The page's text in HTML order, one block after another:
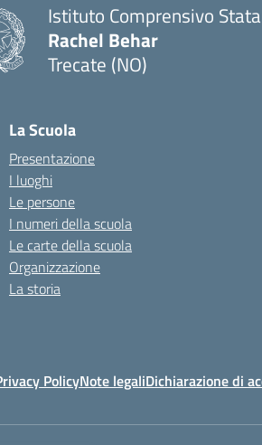
Istituto Comprensivo
Rachel Behar
Trecate (NO)
La Scuola
Presentazione
I luoghi
Le persone
I numeri della scuola
Le carte della scuola
Organizzazione
La storia
PolicyNote legaliDichiarazione di